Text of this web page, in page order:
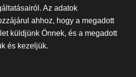
Az adatok
ahhoz, hogy a megadott
küldjünk Önnek, és a megadott
és kezeljük.